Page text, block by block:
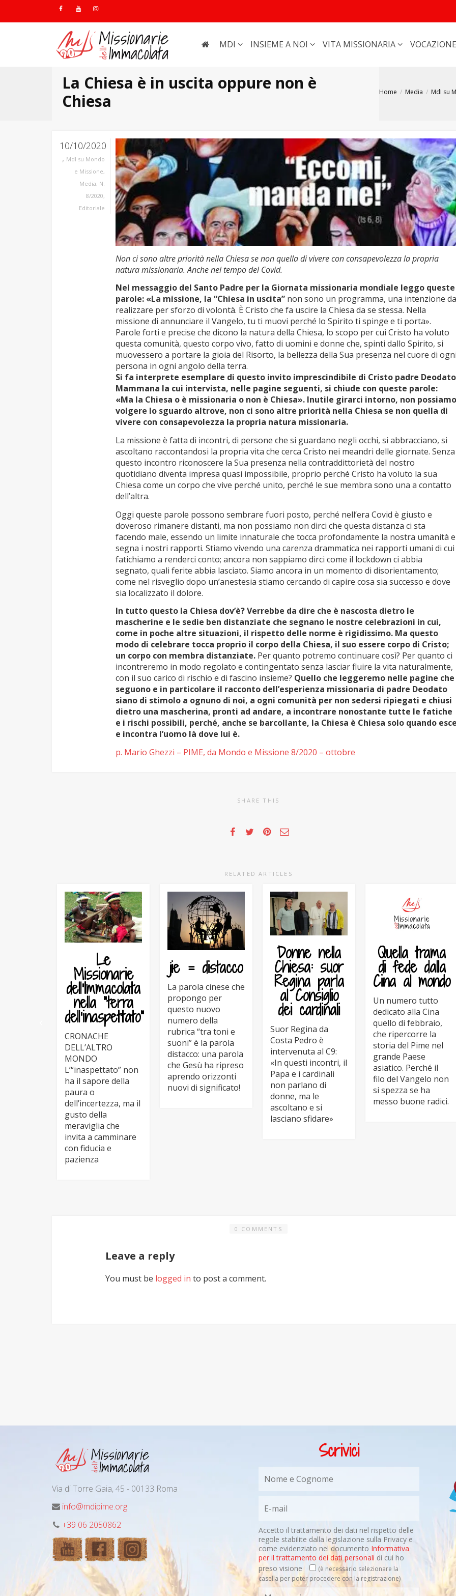
MDI INSIEME A NOI VITA MISSIONARIA VOCAZIONE
La Chiesa è in uscita oppure non è
Chiesa
Home Media MdI su
10/10/2020
, MdI su Mondo
e Missione,
Media, N.
8/2020,
Editoriale
Non ci sono altre priorità nella Chiesa se non quella di vivere con consapevolezza la propria
natura missionaria. Anche nel tempo del Covid.
Nel messaggio del Santo Padre per la Giornata missionaria mondiale leggo queste
parole: «La missione, la “Chiesa in uscita” non sono un programma, una intenzione da
realizzare per sforzo di volontà. È Cristo che fa uscire la Chiesa da se stessa. Nella
missione di annunciare il Vangelo, tu ti muovi perché lo Spirito ti spinge e ti porta».
Parole forti e precise che dicono la natura della Chiesa, lo scopo per cui Cristo ha voluto
questa comunità, questo corpo vivo, fatto di uomini e donne che, spinti dallo Spirito, si
muovessero a portare la gioia del Risorto, la bellezza della Sua presenza nel cuore di ogni
persona in ogni angolo della terra.
Si fa interprete esemplare di questo invito imprescindibile di Cristo padre Deodato
Mammana la cui intervista, nelle pagine seguenti, si chiude con queste parole:
«Ma la Chiesa o è missionaria o non è Chiesa». Inutile girarci intorno, non possiamo
volgere lo sguardo altrove, non ci sono altre priorità nella Chiesa se non quella di
vivere con consapevolezza la propria natura missionaria.
La missione è fatta di incontri, di persone che si guardano negli occhi, si abbracciano, si
ascoltano raccontandosi la propria vita che cerca Cristo nei meandri delle giornate. Senza
questo incontro riconoscere la Sua presenza nella contraddittorietà del nostro
quotidiano diventa impresa quasi impossibile, proprio perché Cristo ha voluto la sua
Chiesa come un corpo che vive perché unito, perché le sue membra sono una a contatto
dell’altra.
Oggi queste parole possono sembrare fuori posto, perché nell’era Covid è giusto e
doveroso rimanere distanti, ma non possiamo non dirci che questa di­stanza ci sta
facendo male, essendo un limite innaturale che tocca profondamente la nostra umanità e
segna i nostri rapporti. Stiamo vivendo una carenza drammatica nei rapporti umani di cui
fatichiamo a renderci conto; ancora non sappiamo dirci come il lockdown ci abbia
segnato, quali ferite abbia lasciato. Siamo ancora in un momento di disorientamento;
come nel risveglio dopo un’anestesia stiamo cercando di capire cosa sia successo e dove
sia localizzato il dolore.
In tutto questo la Chiesa dov’è? Verrebbe da dire che è nascosta dietro le
mascherine e le sedie ben distanziate che segnano le nostre celebrazioni in cui,
come in poche altre situazioni, il rispetto delle norme è rigidissimo. Ma questo
modo di celebrare tocca proprio il corpo della Chiesa, il suo essere corpo di Cristo;
un corpo con membra distanziate. Per quanto potremo continuare così? Per quanto ci
incontreremo in modo regolato e contingentato senza lasciar fluire la vita naturalmente,
con il suo carico di rischio e di fascino insieme? Quello che leggeremo nelle pagine che
seguono e in particolare il racconto dell’esperienza missionaria di padre Deodato
siano di stimolo a ognuno di noi, a ogni comunità per non sedersi ripiegati e chiusi
dietro una mascherina, pronti ad andare, a incontrare nonostante tutte le fatiche
e i rischi possibili, perché, anche se barcollante, la Chiesa è Chiesa solo quando esce
e incontra l’uomo là dove lui è.
p. Mario Ghezzi – PIME, da Mondo e Missione 8/2020 – ottobre
SHARE THIS
RELATED ARTICLES
Le
Missionarie
dell’Immacolata
nella “terra
dell’inaspettato”
CRONACHE
DELL’ALTRO
MONDO
L’“inaspettato” non
ha il sapore della
paura o
dell’incertezza, ma il
gusto della
meraviglia che
invita a camminare
con fiducia e
pazienza
jie = distacco
La parola cinese che
propongo per
questo nuovo
numero della
rubrica “tra toni e
suoni” è la parola
distacco: una parola
che Gesù ha ripreso
aprendo orizzonti
nuovi di significato!
Donne nella
Chiesa: suor
Regina parla
al Consiglio
dei cardinali
Suor Regina da
Costa Pedro è
intervenuta al C9:
«In questi incontri, il
Papa e i cardinali
non parlano di
donne, ma le
ascoltano e si
lasciano sfidare»
Quella trama
di fede dalla
Cina al mondo
Un numero tutto
dedicato alla Cina
quello di febbraio,
che ripercorre la
storia del Pime nel
grande Paese
asiatico. Perché il
filo del Vangelo non
si spezza se ha
messo buone radici.
0 COMMENTS
Leave a reply
You must be logged in to post a comment.
Via di Torre Gaia, 45 - 00133 Roma
info@mdipime.org
+39 06 2050862
Scrivici
Accetto il trattamento dei dati nel rispetto delle
regole stabilite dalla legislazione sulla Privacy e
come evidenziato nel documento Informativa
per il trattamento dei dati personali di cui ho
preso visione
(è necessario selezionare la
casella per poter procedere con la registrazione)